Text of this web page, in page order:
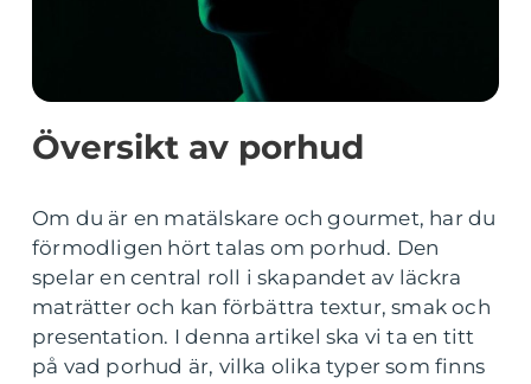
Översikt av porhud
Om du är en matälskare och gourmet, har du
förmodligen hört talas om porhud. Den
spelar en central roll i skapandet av läckra
maträtter och kan förbättra textur, smak och
presentation. I denna artikel ska vi ta en titt
på vad porhud är, vilka olika typer som finns